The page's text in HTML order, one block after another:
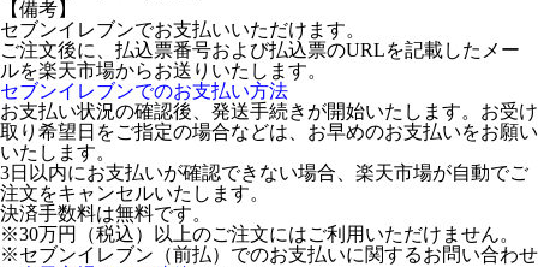
【備考】
セブンイレブンでお支払いいただけます。
ご注文後に、払込票番号および払込票のURLを記載したメー
ルを楽天市場からお送りいたします。
セブンイレブンでのお支払い方法
お支払い状況の確認後、発送手続きが開始いたします。お受け
取り希望日をご指定の場合などは、お早めのお支払いをお願い
いたします。
3日以内にお支払いが確認できない場合、楽天市場が自動でご
注文をキャンセルいたします。
決済手数料は無料です。
※30万円（税込）以上のご注文にはご利用いただけません。
※セブンイレブン（前払）でのお支払いに関するお問い合わせ